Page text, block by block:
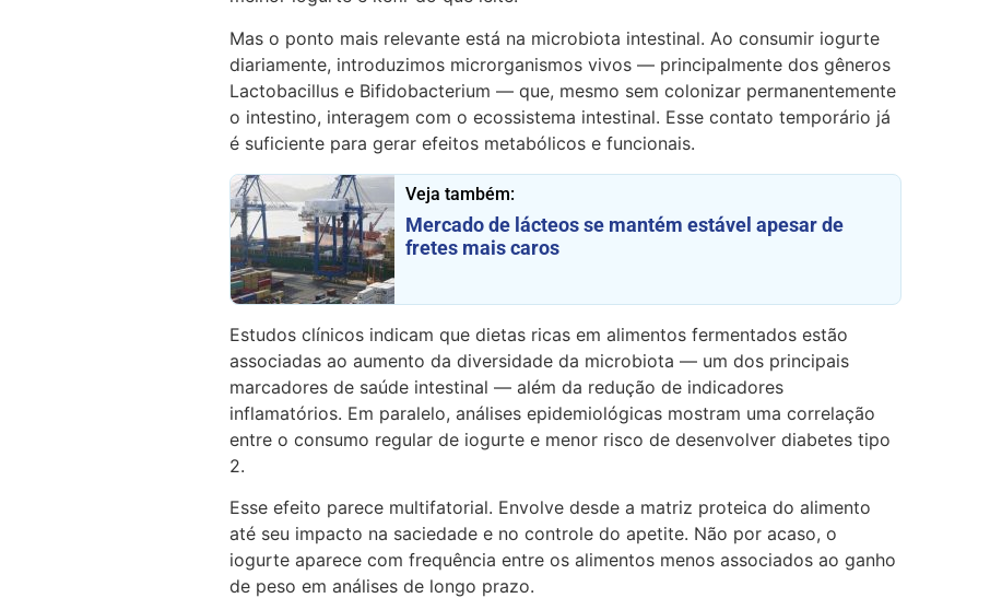
Mas o ponto mais relevante está na microbiota intestinal. Ao consumir iogurte
diariamente, introduzimos microrganismos vivos — principalmente dos gêneros
Lactobacillus e Bifidobacterium — que, mesmo sem colonizar permanentemente
o intestino, interagem com o ecossistema intestinal. Esse contato temporário já
é suficiente para gerar efeitos metabólicos e funcionais.
Veja também:
Mercado de lácteos se mantém estável apesar de
fretes mais caros
Estudos clínicos indicam que dietas ricas em alimentos fermentados estão
associadas ao aumento da diversidade da microbiota — um dos principais
marcadores de saúde intestinal — além da redução de indicadores
inflamatórios. Em paralelo, análises epidemiológicas mostram uma correlação
entre o consumo regular de iogurte e menor risco de desenvolver diabetes tipo
2.
Esse efeito parece multifatorial. Envolve desde a matriz proteica do alimento
até seu impacto na saciedade e no controle do apetite. Não por acaso, o
iogurte aparece com frequência entre os alimentos menos associados ao ganho
de peso em análises de longo prazo.